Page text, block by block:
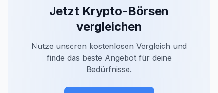
Jetzt Krypto-Börsen
vergleichen
Nutze unseren kostenlosen Vergleich und
finde das beste Angebot für deine
Bedürfnisse.